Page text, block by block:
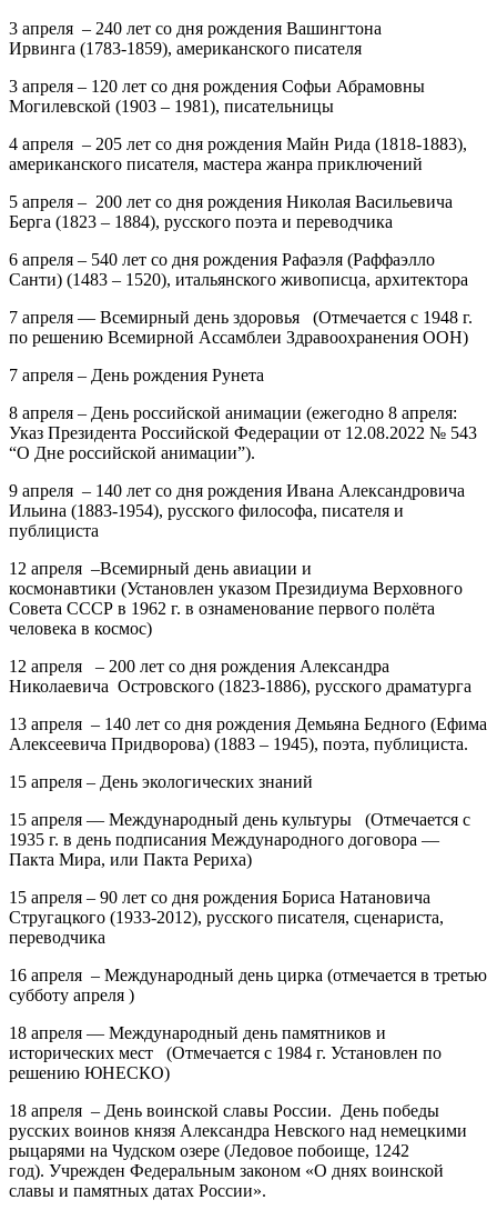
3 апреля – 240 лет со дня рождения Вашингтона
Ирвинга (1783-1859), американского писателя
3 апреля – 120 лет со дня рождения Софьи Абрамовны
Могилевской (1903 – 1981), писательницы
4 апреля – 205 лет со дня рождения Майн Рида (1818-1883),
американского писателя, мастера жанра приключений
5 апреля – 200 лет со дня рождения Николая Васильевича
Берга (1823 – 1884), русского поэта и переводчика
6 апреля – 540 лет со дня рождения Рафаэля (Раффаэлло
Санти) (1483 – 1520), итальянского живописца, архитектора
7 апреля — Всемирный день здоровья (Отмечается с 1948 г.
по решению Всемирной Ассамблеи Здравоохранения ООН)
7 апреля – День рождения Рунета
8 апреля – День российской анимации (ежегодно 8 апреля:
Указ Президента Российской Федерации от 12.08.2022 № 543
“О Дне российской анимации”).
9 апреля – 140 лет со дня рождения Ивана Александровича
Ильина (1883-1954), русского философа, писателя и
публициста
12 апреля –Всемирный день авиации и
космонавтики (Установлен указом Президиума Верховного
Совета СССР в 1962 г. в ознаменование первого полёта
человека в космос)
12 апреля – 200 лет со дня рождения Александра
Николаевича Островского (1823-1886), русского драматурга
13 апреля – 140 лет со дня рождения Демьяна Бедного (Ефима
Алексеевича Придворова) (1883 – 1945), поэта, публициста.
15 апреля – День экологических знаний
15 апреля — Международный день культуры (Отмечается с
1935 г. в день подписания Международного договора —
Пакта Мира, или Пакта Рериха)
15 апреля – 90 лет со дня рождения Бориса Натановича
Стругацкого (1933-2012), русского писателя, сценариста,
переводчика
16 апреля – Международный день цирка (отмечается в третью
субботу апреля )
18 апреля — Международный день памятников и
исторических мест (Отмечается с 1984 г. Установлен по
решению ЮНЕСКО)
18 апреля – День воинской славы России. День победы
русских воинов князя Александра Невского над немецкими
рыцарями на Чудском озере (Ледовое побоище, 1242
год). Учрежден Федеральным законом «О днях воинской
славы и памятных датах России».